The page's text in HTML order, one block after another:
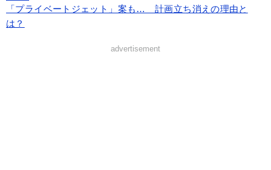
「プライベートジェット」案も… 計画立ち消えの理由と
は？
advertisement